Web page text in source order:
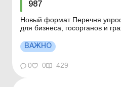
987
Новый формат Перечня
для бизнеса, госорганов и
перечень ВОТ и территорий
как воспользоваться
Минразвития приказом от
Перечень территори...
ВАЖНО
0 0 429